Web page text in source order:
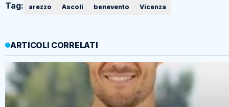
Tag: arezzo Ascoli benevento Vicenza
ARTICOLI CORRELATI